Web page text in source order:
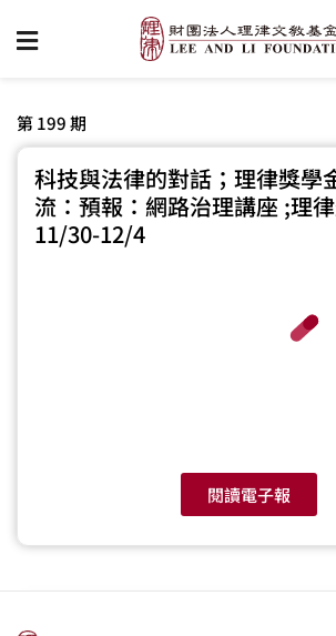
第 199 期
科技與法律的對話；理律獎學
流：預報：網路治理講座 ;理
11/30-12/4
閱讀電子報